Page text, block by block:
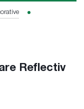
Reflectiv